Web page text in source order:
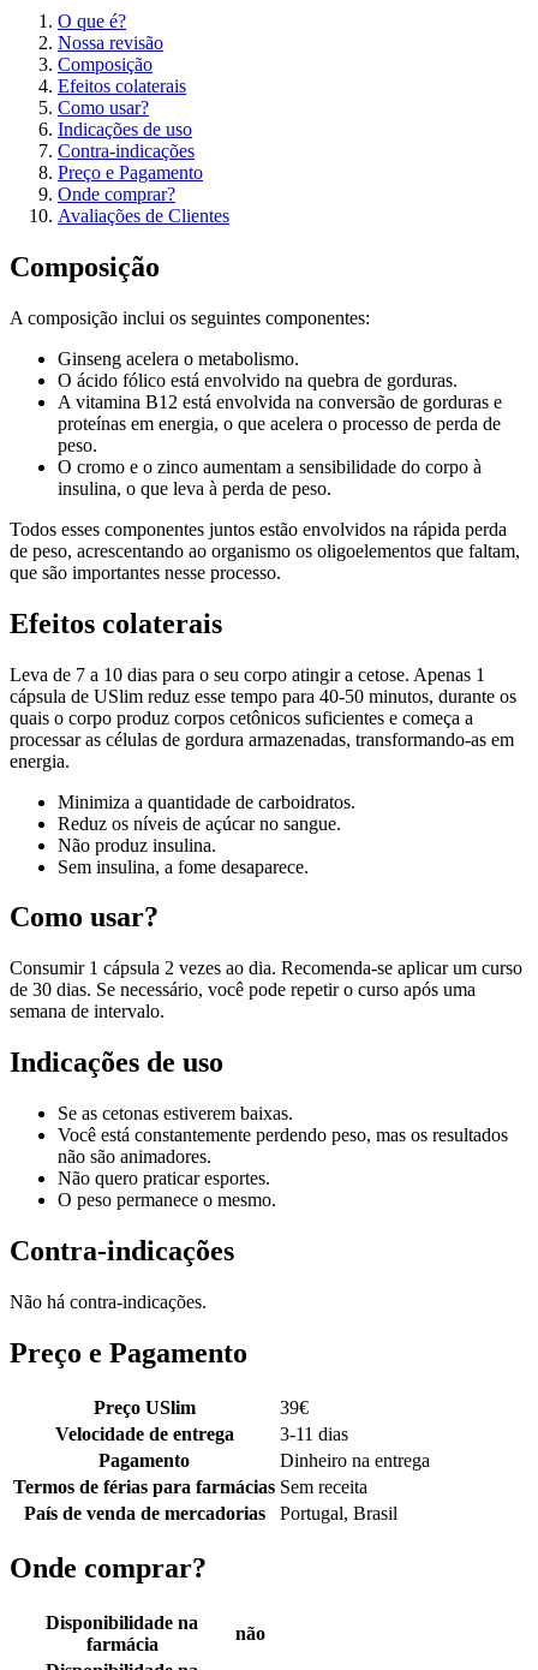
O que é?
Nossa revisão
Composição
Efeitos colaterais
Como usar?
Indicações de uso
Contra-indicações
Preço e Pagamento
Onde comprar?
Avaliações de Clientes
Composição
A composição inclui os seguintes componentes:
Ginseng acelera o metabolismo.
O ácido fólico está envolvido na quebra de gorduras.
A vitamina B12 está envolvida na conversão de gorduras e
proteínas em energia, o que acelera o processo de perda de
peso.
O cromo e o zinco aumentam a sensibilidade do corpo à
insulina, o que leva à perda de peso.
Todos esses componentes juntos estão envolvidos na rápida perda
de peso, acrescentando ao organismo os oligoelementos que faltam,
que são importantes nesse processo.
Efeitos colaterais
Leva de 7 a 10 dias para o seu corpo atingir a cetose. Apenas 1
cápsula de USlim reduz esse tempo para 40-50 minutos, durante os
quais o corpo produz corpos cetônicos suficientes e começa a
processar as células de gordura armazenadas, transformando-as em
energia.
Minimiza a quantidade de carboidratos.
Reduz os níveis de açúcar no sangue.
Não produz insulina.
Sem insulina, a fome desaparece.
Como usar?
Consumir 1 cápsula 2 vezes ao dia. Recomenda-se aplicar um curso
de 30 dias. Se necessário, você pode repetir o curso após uma
semana de intervalo.
Indicações de uso
Se as cetonas estiverem baixas.
Você está constantemente perdendo peso, mas os resultados
não são animadores.
Não quero praticar esportes.
O peso permanece o mesmo.
Contra-indicações
Não há contra-indicações.
Preço e Pagamento
Preço USlim 39€
Velocidade de entrega
3-11 dias
Pagamento
Dinheiro na entrega
Termos de férias para farmácias Sem receita
País de venda de mercadorias
Portugal, Brasil
Onde comprar?
Disponibilidade na
farmácia
não